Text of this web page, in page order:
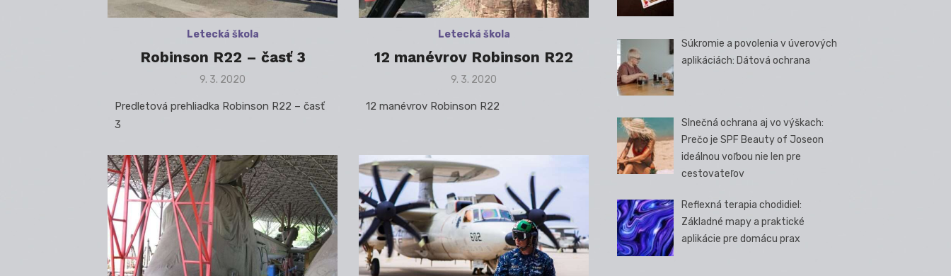
Letecká škola
Robinson R22 – časť 3
Posted
9. 3. 2020
Predletová prehliadka Robinson R22 – časť
3
Letecká škola
12 manévrov Robinson R22
Posted
9. 3. 2020
12 manévrov Robinson R22
Súkromie a povolenia v úverových
aplikáciách: Dátová ochrana
Slnečná ochrana aj vo výškach:
Prečo je SPF Beauty of Joseon
ideálnou voľbou nie len pre
cestovateľov
Reflexná terapia chodidiel:
Základné mapy a praktické
aplikácie pre domácu prax